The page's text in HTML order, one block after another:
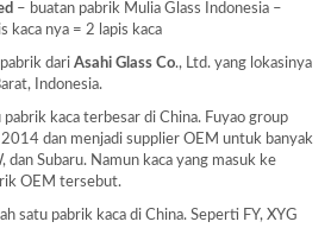
– buatan pabrik Mulia Glass Indonesia –
kaca nya = 2 lapis kaca
dari Asahi Glass Co., Ltd. yang lokasinya
Indonesia.
pabrik kaca terbesar di China. Fuyao group
dan menjadi supplier OEM untuk banyak
Subaru. Namun kaca yang masuk ke
OEM tersebut.
satu pabrik kaca di China. Seperti FY, XYG